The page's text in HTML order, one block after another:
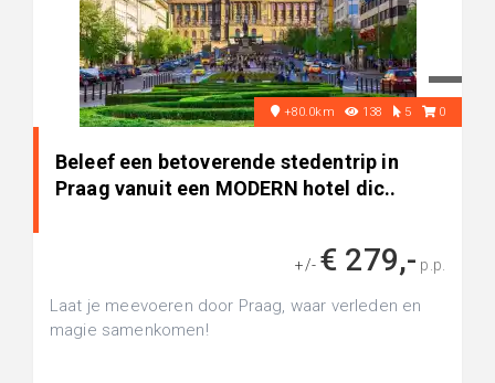
+80.0km 138 5 0
Beleef een betoverende stedentrip in
Praag vanuit een MODERN hotel dic..
+/- € 279,- p.p.
Laat je meevoeren door Praag, waar verleden en
magie samenkomen!